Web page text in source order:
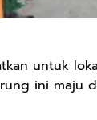
untuk
ini maju